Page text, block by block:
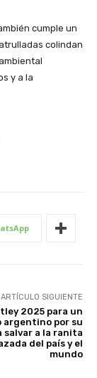
cumple un
colindan
y a la
ARTÍCULO SIGUIENTE
2025 para un
argentino por su
salvar a la ranita
del país y el
mundo